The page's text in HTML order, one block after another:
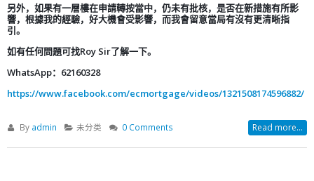
另外，如果有一層樓在申請轉按當中，仍未有批核，是否在新措施有所影
響，根據我的經驗，好大機會受影響，而我會留意當局有沒有更清晰指
引。
如有任何問題可找Roy Sir了解一下。
WhatsApp：62160328
https://www.facebook.com/ecmortgage/videos/1321508174596882/
By admin 未分类 0 Comments Read more...